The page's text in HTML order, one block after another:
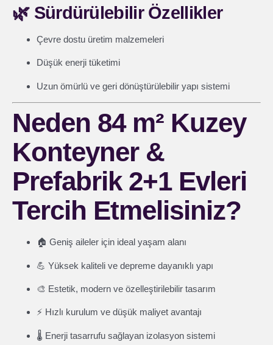
🌿 Sürdürülebilir Özellikler
Çevre dostu üretim malzemeleri
Düşük enerji tüketimi
Uzun ömürlü ve geri dönüştürülebilir yapı sistemi
Neden 84 m² Kuzey
Konteyner &
Prefabrik 2+1 Evleri
Tercih Etmelisiniz?
🏠 Geniş aileler için ideal yaşam alanı
💪 Yüksek kaliteli ve depreme dayanıklı yapı
🎨 Estetik, modern ve özelleştirilebilir tasarım
⚡ Hızlı kurulum ve düşük maliyet avantajı
🌡️ Enerji tasarrufu sağlayan izolasyon sistemi